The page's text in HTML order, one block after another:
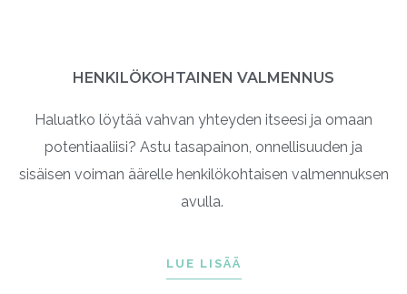
HENKILÖKOHTAINEN VALMENNUS
Haluatko löytää vahvan yhteyden itseesi ja omaan
potentiaaliisi? Astu tasapainon, onnellisuuden ja
sisäisen voiman äärelle henkilökohtaisen valmennuksen
avulla.
LUE LISÄÄ